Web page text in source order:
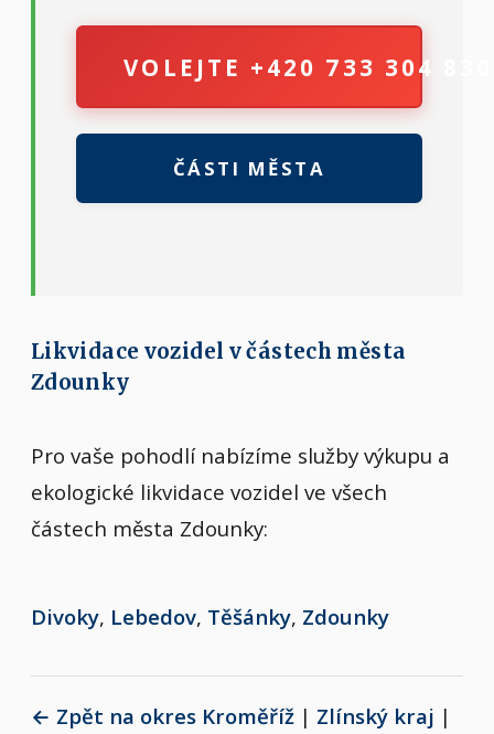
VOLEJTE +420 733 304 830
ČÁSTI MĚSTA
Likvidace vozidel v částech města
Zdounky
Pro vaše pohodlí nabízíme služby výkupu a
ekologické likvidace vozidel ve všech
částech města Zdounky:
Divoky, Lebedov, Těšánky, Zdounky
← Zpět na okres Kroměříž | Zlínský kraj |